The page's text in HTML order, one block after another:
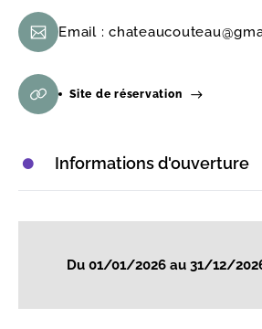
Email :
Site de réservation
Informations d'ouverture
Du 01/01/2026 au 31/12/